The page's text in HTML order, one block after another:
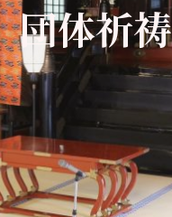
団体祈祷